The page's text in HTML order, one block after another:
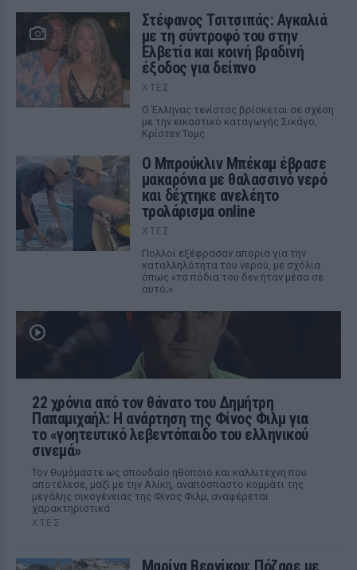
Στέφανος Τσιτσιπάς: Αγκαλιά
με τη σύντροφό του στην
Ελβετία και κοινή βραδινή
έξοδος για δείπνο
ΧΤΕΣ
Ο Έλληνας τενίστας βρίσκεται σε σχέση
με την εικαστικό καταγωγής Σικάγο,
Κρίστεν Τομς
Ο Μπρούκλιν Μπέκαμ έβρασε
μακαρόνια με θαλασσινό νερό
και δέχτηκε ανελέητο
τρολάρισμα online
ΧΤΕΣ
Πολλοί εξέφρασαν απορία για την
καταλληλότητα του νερού, με σχόλια
όπως «τα πόδια του δεν ήταν μέσα σε
αυτό;»
22 χρόνια από τον θάνατο του Δημήτρη
Παπαμιχαήλ: Η ανάρτηση της Φίνος Φιλμ για
το «γοητευτικό λεβεντόπαιδο του ελληνικού
σινεμά»
Τον θυμόμαστε ως σπουδαίο ηθοποιό και καλλιτέχνη που
αποτέλεσε, μαζί με την Αλίκη, αναπόσπαστο κομμάτι της
μεγάλης οικογένειας της Φίνος Φιλμ, αναφέρεται
χαρακτηριστικά
ΧΤΕΣ
Μαρίνα Βερνίκου: Πόζαρε με